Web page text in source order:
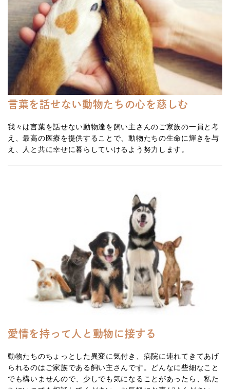
言葉を話せない動物たちの心を慈しむ
我々は言葉を話せない動物達を飼い主さんのご家族の一員と考
え、最高の医療を提供することで、動物たちの生命に輝きを与
え、人と共に幸せに暮らしていけるよう努力します。
愛情を持って人と動物に接する
動物たちのちょっとした異変に気付き、病院に連れてきてあげ
られるのはご家族である飼い主さんです。どんなに些細なこと
でも構いませんので、少しでも気になることがあったら、私た